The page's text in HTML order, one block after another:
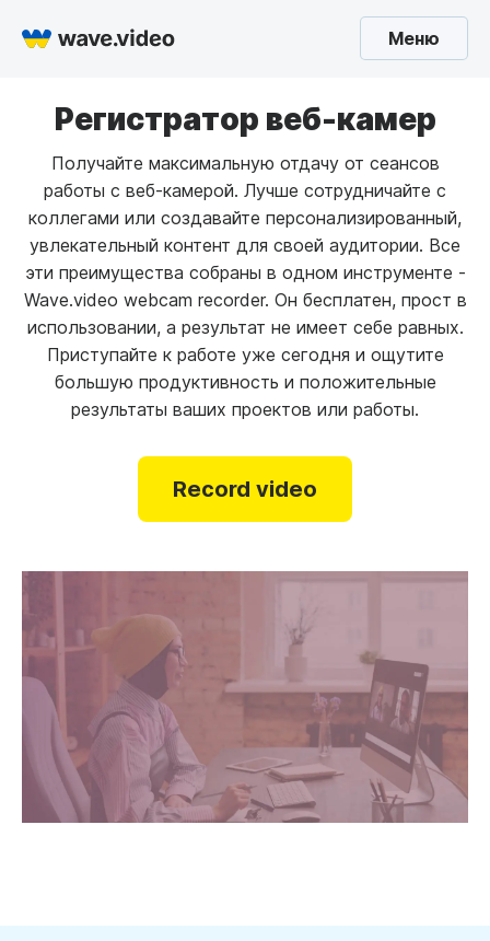
Меню
Регистратор веб-камер
Получайте максимальную отдачу от сеансов
работы с веб-камерой. Лучше сотрудничайте с
коллегами или создавайте персонализированный,
увлекательный контент для своей аудитории. Все
эти преимущества собраны в одном инструменте -
Wave.video webcam recorder. Он бесплатен, прост в
использовании, а результат не имеет себе равных.
Приступайте к работе уже сегодня и ощутите
большую продуктивность и положительные
результаты ваших проектов или работы.
Record video